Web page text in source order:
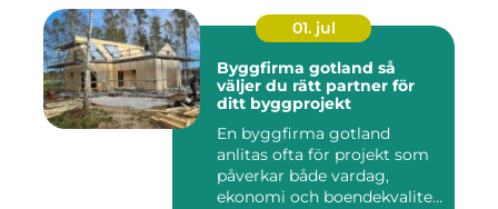
01. jul
Byggfirma gotland så
väljer du rätt partner för
ditt byggprojekt
En byggfirma gotland
anlitas ofta för projekt som
påverkar både vardag,
ekonomi och boendekvalitet